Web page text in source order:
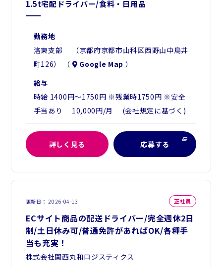
1.5t宅配ドライバー/食料・日用品
勤務地
洛東支部 （京都府京都市山科区西野山中鳥井
町126） （
Google Map ）
給与
時給 1400円～1750円 ※残業時1750円 ※安全
手当あり 10,000円/月 (会社規定に基づく)
詳しく見る 応募する
更新日 2026-04-13 正社員
ECサイト商品の配送ドライバー/完全週休2日
制/土日休み可/普通免許があればOK/各種手
当も充実！
株式会社関西丸和ロジスティクス